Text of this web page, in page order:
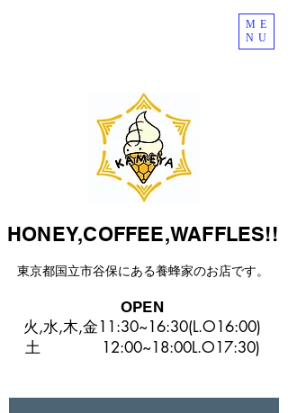
ME
NU
HONEY,COFFEE,WAFFLES!!
東京都国立市谷保にある​養蜂家のお店です。
OPEN
火,水,木,金11:30~16:30(L.O16:00)
​土 12:00~18:00L.O17:30)